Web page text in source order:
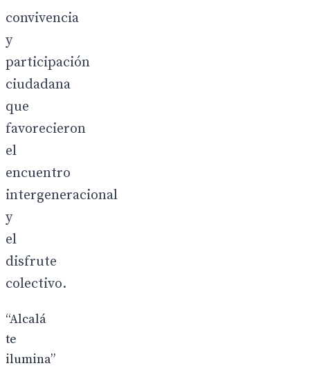
convivencia
y
participación
ciudadana
que
favorecieron
el
encuentro
intergeneracional
y
el
disfrute
colectivo.
“Alcalá
te
ilumina”